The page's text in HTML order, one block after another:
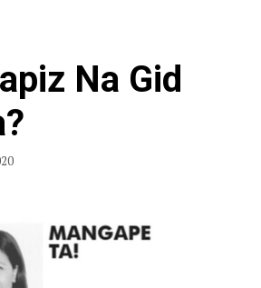
Na Gid